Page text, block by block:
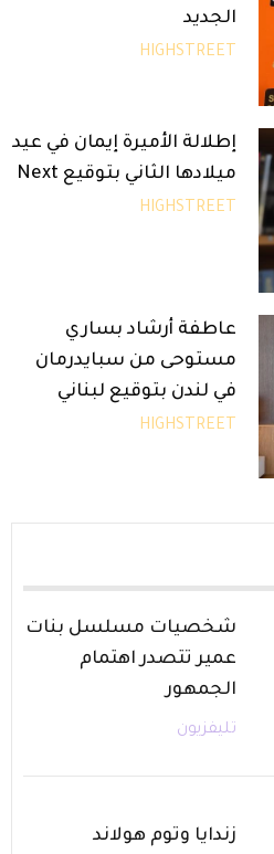
الجديد
HIGHSTREET
إطلالة الأميرة إيمان في عيد
ميلادها الثاني بتوقيع Next
HIGHSTREET
عاطفة أرشاد بساري
مستوحى من سبايدرمان
في لندن بتوقيع لبناني
HIGHSTREET
شخصيات مسلسل بنات
عمير تتصدر اهتمام
الجمهور
تليفزيون
زندايا وتوم هولاند